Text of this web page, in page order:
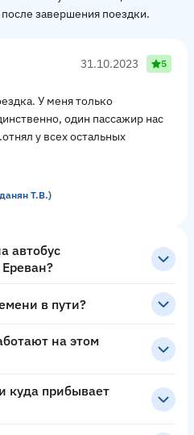
завершения поездки.
31.10.2023 5
У меня только
один пассажир нас
у всех остальных
Т.В.)
автобус
в пути?
на этом
куда прибывает